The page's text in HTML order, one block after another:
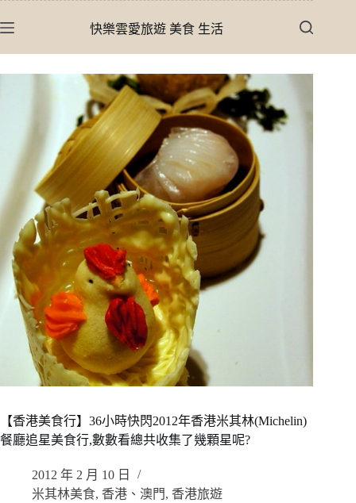
至
快樂雲愛旅遊 美食 生活
【香港美食行】36小時快閃2012年香港米其林(Michelin)
餐廳追星美食行,數數看總共收集了幾顆星呢?
2012 年 2 月 10 日
米其林美食, 香港、澳門, 香港旅遊